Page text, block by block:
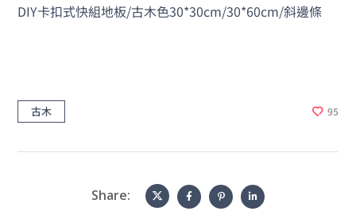
DIY卡扣式快組地板/古木色30*30cm/30*60cm/斜邊條
古木 95
Share: